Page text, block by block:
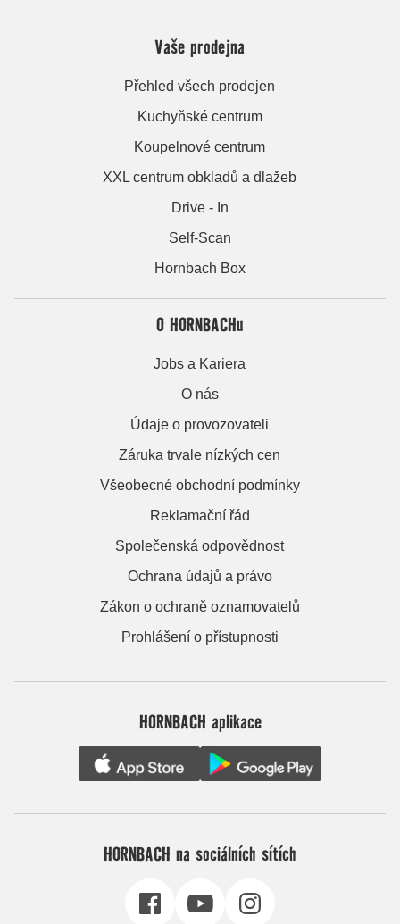
Vaše prodejna
Přehled všech prodejen
Kuchyňské centrum
Koupelnové centrum
XXL centrum obkladů a dlažeb
Drive - In
Self-Scan
Hornbach Box
O HORNBACHu
Jobs a Kariera
O nás
Údaje o provozovateli
Záruka trvale nízkých cen
Všeobecné obchodní podmínky
Reklamační řád
Společenská odpovědnost
Ochrana údajů a právo
Zákon o ochraně oznamovatelů
Prohlášení o přístupnosti
HORNBACH aplikace
HORNBACH na sociálních sítích